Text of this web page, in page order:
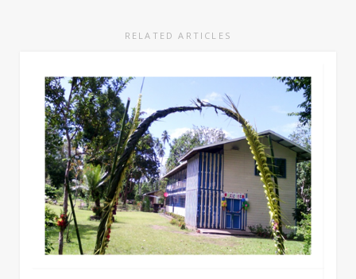
RELATED ARTICLES